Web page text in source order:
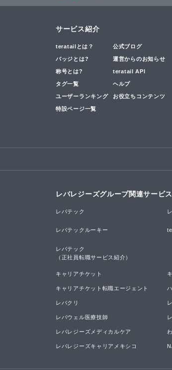
サービス紹介
teratailとは？ 公式ブログ
バッジとは? 運営からのお知らせ
称号とは? teratail API
タグ一覧 ヘルプ
ユーザーランキング お役立ちコンテンツ
特設ページ一覧
レバレジーズグループ関連サービス
レバテック
レバテックルーキー
レバテック
（正社員転職サービス紹介）
キャリアチケット
キャリアチケット転職エージェント
レバクリ
レバウェル医療技師
レバレジーズメディカルケア
レバレジーズキャリアメキシコ